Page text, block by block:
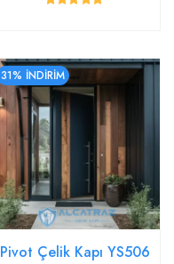
31% İNDİRİM
Pivot Çelik Kapı YS506